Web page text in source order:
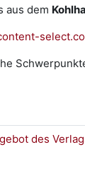
aus dem
des